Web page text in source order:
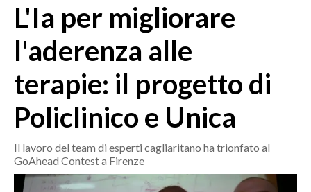
MEDIO CAMPIDANO
ORISTANO E PROVINCIA
GALLURA
NUORO E PROVINCIA
OGLIASTRA
AGENDA
CRONACA
L'Ia per migliorare
l'aderenza alle
terapie: il progetto di
Policlinico e Unica
Il lavoro del team di esperti cagliaritano ha trionfato al
GoAhead Contest a Firenze